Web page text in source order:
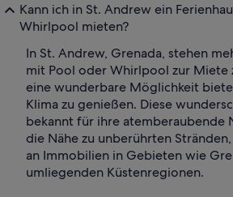
Kann ich in St. Andrew ein
Whirlpool mieten?
In St. Andrew, Grenada, stehen
mit Pool oder Whirlpool zur Miete
eine wunderbare Möglichkeit
Klima zu genießen. Diese
bekannt für ihre atemberaubende
die Nähe zu unberührten
an Immobilien in Gebieten wie
umliegenden Küstenregionen.